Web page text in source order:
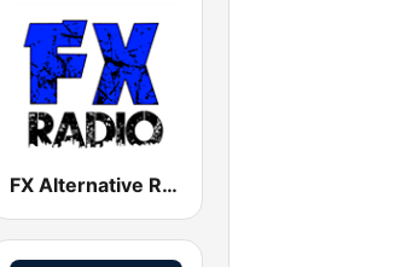
FX Alternative Radio